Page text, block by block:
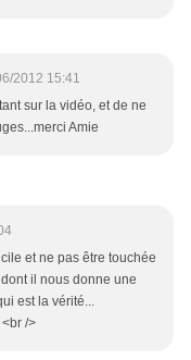
2012 15:41
sur la vidéo, et de ne
Amie
et ne pas être touchée
il nous donne une
est la vérité...
/>